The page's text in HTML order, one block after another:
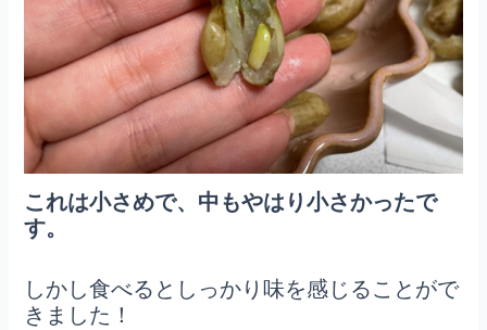
これは小さめで、中もやはり小さかったで
す。
しかし食べるとしっかり味を感じることがで
きました！